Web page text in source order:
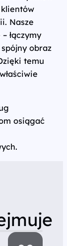
Nasze
łączymy
obraz
temu
osiągać